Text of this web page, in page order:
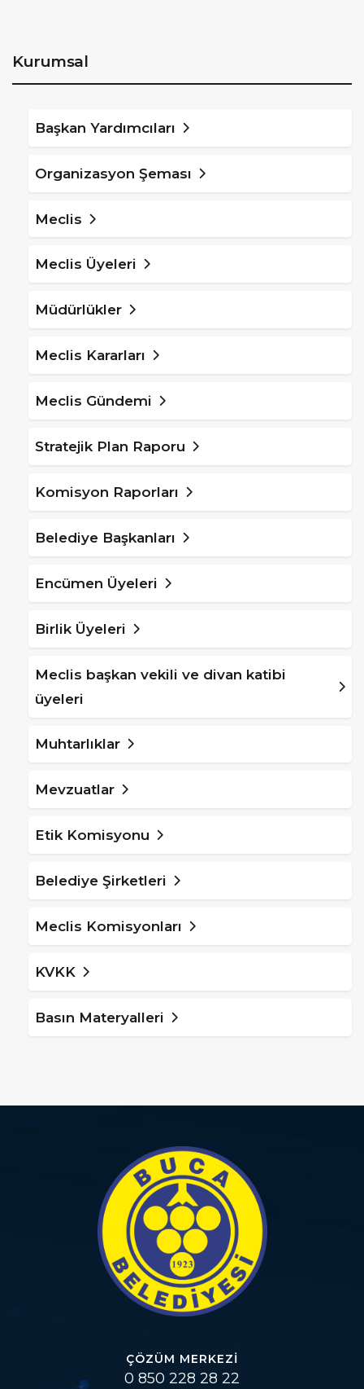
Kurumsal
Başkan Yardımcıları
Organizasyon Şeması
Meclis
Meclis Üyeleri
Müdürlükler
Meclis Kararları
Meclis Gündemi
Stratejik Plan Raporu
Komisyon Raporları
Belediye Başkanları
Encümen Üyeleri
Birlik Üyeleri
Meclis başkan vekili ve divan katibi
üyeleri
Muhtarlıklar
Mevzuatlar
Etik Komisyonu
Belediye Şirketleri
Meclis Komisyonları
KVKK
Basın Materyalleri
ÇÖZÜM MERKEZI
0 850 228 28 22